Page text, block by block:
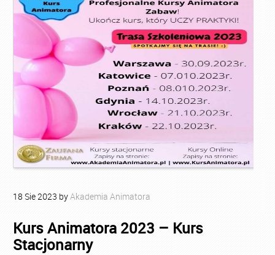
18 Sie2023 byAkademia Animatora
Kurs Animatora 2023 – Kurs
Stacjonarny